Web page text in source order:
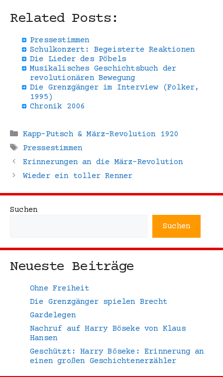
Related Posts:
Pressestimmen
Schulkonzert: Begeisterte Reaktionen
Die Lieder des Pöbels
Musikalisches Geschichtsbuch der
revolutionären Bewegung
Die Grenzgänger im Interview (Folker,
1995)
Chronik 2006
Kategorien
Kapp-Putsch & März-Revolution 1920
Schlagwörter
Pressestimmen
Erinnerungen an die März-Revolution
Wieder ein toller Renner
Suchen
Suchen
Neueste Beiträge
Ohne Freiheit
Die Grenzgänger spielen Brecht
Gardelegen
Nachruf auf Harry Böseke von Klaus
Hansen
Geschützt: Harry Böseke: Erinnerung an
einen großen Geschichtenerzähler